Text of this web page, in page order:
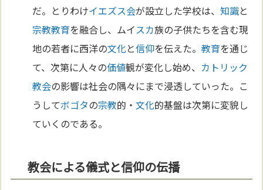
だ。とりわけイエズス会が設立した学校は、知識と
宗教教育を融合し、ムイスカ族の子供たちを含む現
地の若者に西洋の文化と信仰を伝えた。教育を通じ
て、次第に人々の価値観が変化し始め、 カトリック
教会の影響は社会の隅々にまで浸透していった。こ
うしてボゴタの宗教的・文化的基盤は次第に変貌し
ていくのである。
教会による儀式と信仰の伝播